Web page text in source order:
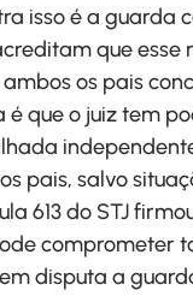
isso é a guarda
que esse
os pais
é que o juiz tem
pais, salvo
613 do STJ
comprometer
disputa a